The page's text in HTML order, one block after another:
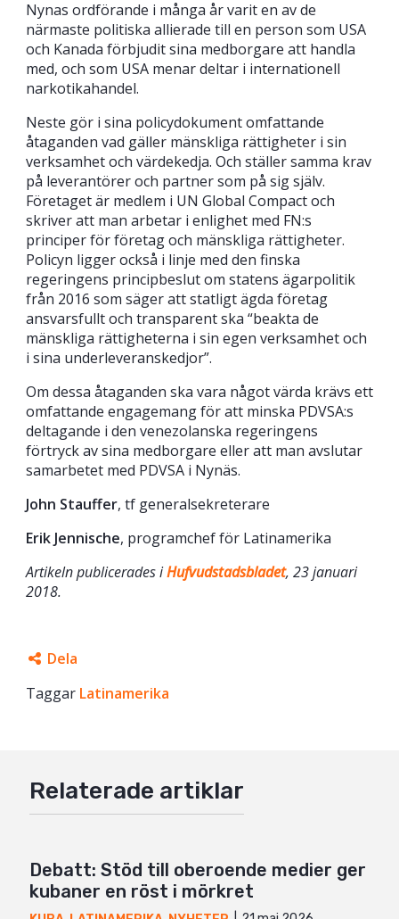
Nynas ordförande i många år varit en av de
närmaste politiska allierade till en person som USA
och Kanada förbjudit sina medborgare att handla
med, och som USA menar deltar i internationell
narkotikahandel.
Neste gör i sina policydokument omfattande
åtaganden vad gäller mänskliga rättigheter i sin
verksamhet och värdekedja. Och ställer samma krav
på leverantörer och partner som på sig själv.
Företaget är medlem i UN Global Compact och
skriver att man arbetar i enlighet med FN:s
principer för företag och mänskliga rättigheter.
Policyn ligger också i linje med den finska
regeringens principbeslut om statens ägarpolitik
från 2016 som säger att statligt ägda företag
ansvarsfullt och transparent ska “beakta de
mänskliga rättigheterna i sin egen verksamhet och
i sina underleveranskedjor”.
Om dessa åtaganden ska vara något värda krävs ett
omfattande engagemang för att minska PDVSA:s
deltagande i den venezolanska regeringens
förtryck av sina medborgare eller att man avslutar
samarbetet med PDVSA i Nynäs.
John Stauffer, tf generalsekreterare
Erik Jennische, programchef för Latinamerika
Artikeln publicerades iHufvudstadsbladet, 23 januari
2018.
Dela
Facebook
Mail
Taggar Latinamerika
Relaterade artiklar
Debatt: Stöd till oberoende medier ger
kubaner en röst i mörkret